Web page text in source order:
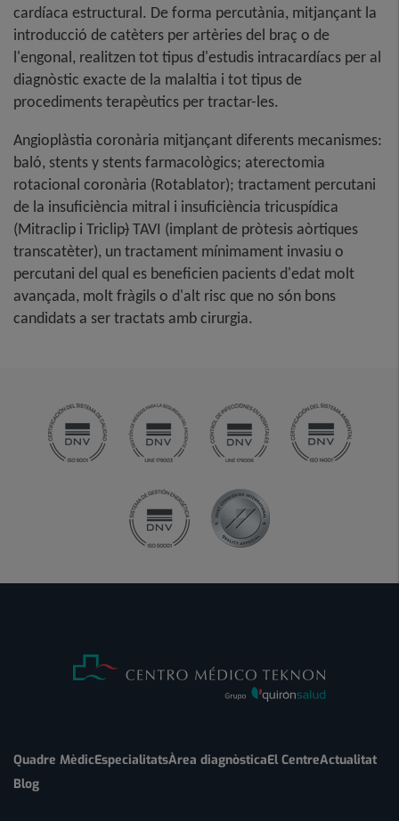
cardíaca estructural. De forma percutània, mitjançant la
introducció de catèters per artèries del braç o de
l'engonal, realitzen tot tipus d'estudis intracardíacs per al
diagnòstic exacte de la malaltia i tot tipus de
procediments terapèutics per tractar-les.
Angioplàstia coronària mitjançant diferents mecanismes:
baló, stents y stents farmacològics; aterectomia
rotacional coronària (Rotablator); tractament percutani
de la insuficiència mitral i insuficiència tricuspídica
(Mitraclip i Triclip)TAVI (implant de pròtesis aòrtiques
transcatèter), un tractament mínimament invasiu o
percutani del qual es beneficien pacients d'edat molt
avançada, molt fràgils o d'alt risc que no són bons
candidats a ser tractats amb cirurgia.
Quadre MèdicEspecialitatsÀrea diagnòsticaEl CentreActualitat
Blog